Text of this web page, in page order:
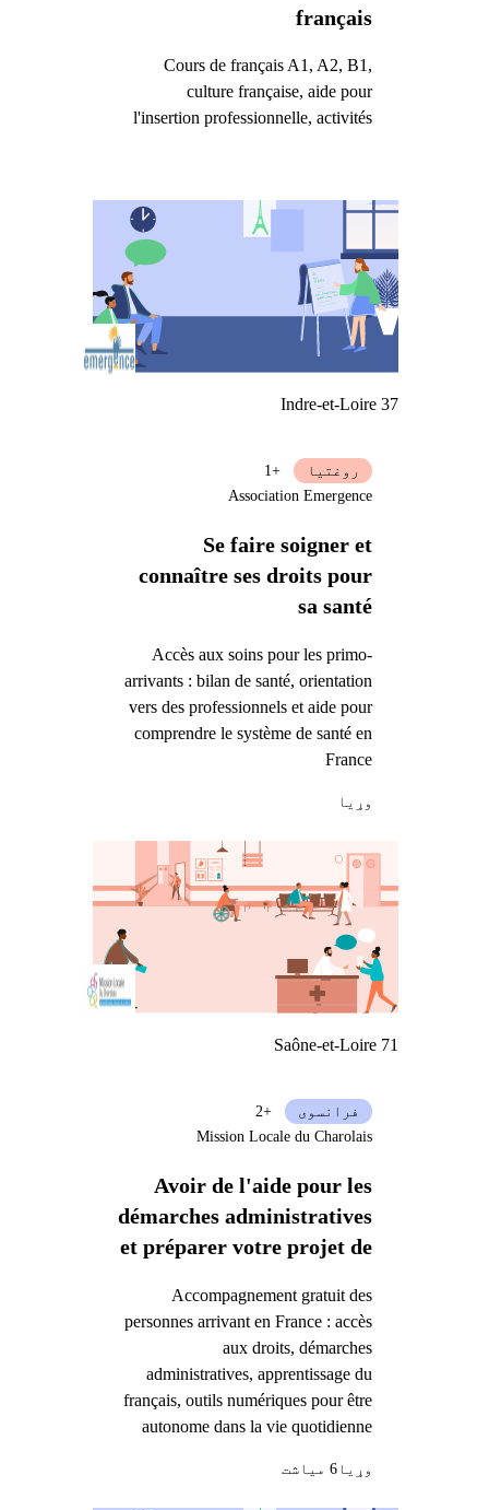
français
Cours de français A1, A2, B1,
culture française, aide pour
l'insertion professionnelle, activités
Indre-et-Loire 37
Se faire soigner et
connaître ses droits pour
sa santé
Accès aux soins pour les primo-
arrivants : bilan de santé, orientation
vers des professionnels et aide pour
comprendre le système de santé en
France
روغتیا
+1
Association Emergence
وړيا
Saône-et-Loire 71
Avoir de l'aide pour les
démarches administratives
et préparer votre projet de
Accompagnement gratuit des
personnes arrivant en France : accès
aux droits, démarches
administratives, apprentissage du
français, outils numériques pour être
autonome dans la vie quotidienne
فرانسوی
+2
Mission Locale du Charolais
وړيا6 میاشت